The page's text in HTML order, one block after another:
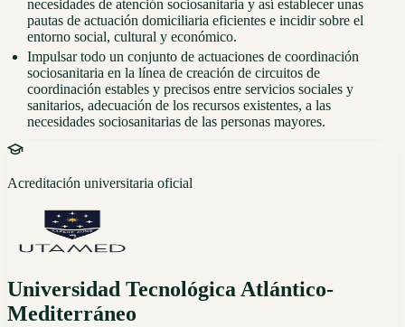
necesidades de atención sociosanitaria y así establecer unas
pautas de actuación domiciliaria eficientes e incidir sobre el
entorno social, cultural y económico.
Impulsar todo un conjunto de actuaciones de coordinación
sociosanitaria en la línea de creación de circuitos de
coordinación estables y precisos entre servicios sociales y
sanitarios, adecuación de los recursos existentes, a las
necesidades sociosanitarias de las personas mayores.
Acreditación universitaria oficial
Universidad Tecnológica Atlántico-
Mediterráneo